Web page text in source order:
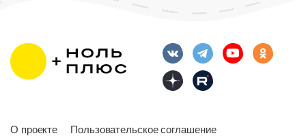
О проекте Пользовательское соглашение